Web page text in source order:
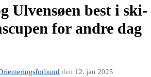
Ulvensøen best i ski-
for andre dag
den 12. jan 2025